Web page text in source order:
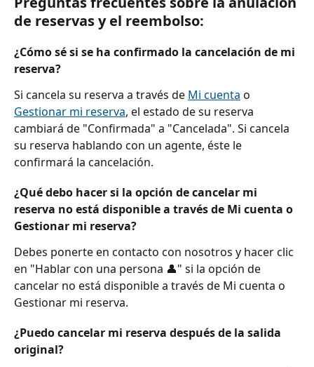
de reservas y el reembolso:
¿Cómo sé si se ha confirmado la cancelación de mi
reserva?
Si cancela su reserva a través de Mi cuenta o
Gestionar mi reserva, el estado de su reserva
cambiará de "Confirmada" a "Cancelada". Si cancela
su reserva hablando con un agente, éste le
confirmará la cancelación.
¿Qué debo hacer si la opción de cancelar mi
reserva no está disponible a través de Mi cuenta o
Gestionar mi reserva?
Debes ponerte en contacto con nosotros y hacer clic
en "Hablar con una persona 👤" si la opción de
cancelar no está disponible a través de Mi cuenta o
Gestionar mi reserva.
¿Puedo cancelar mi reserva después de la salida
original?